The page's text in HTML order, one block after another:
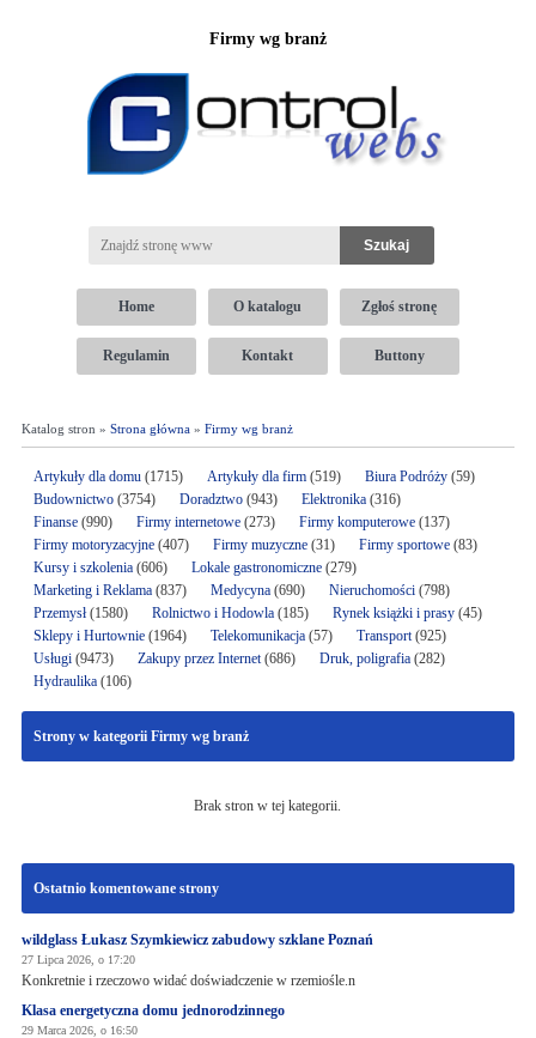
Firmy wg branż
Home O katalogu Zgłoś stronę
Regulamin Kontakt Buttony
Katalog stron » Strona główna» Firmy wg branż
Artykuły dla domu(1715) Artykuły dla firm(519) Biura Podróży(59)
Budownictwo(3754) Doradztwo(943) Elektronika (316)
Finanse(990) Firmy internetowe (273) Firmy komputerowe(137)
Firmy motoryzacyjne(407) Firmy muzyczne(31) Firmy sportowe(83)
Kursy i szkolenia(606) Lokale gastronomiczne(279)
Marketing i Reklama(837) Medycyna(690) Nieruchomości(798)
Przemysł(1580) Rolnictwo i Hodowla(185) Rynek książki i prasy(45)
Sklepy i Hurtownie(1964) Telekomunikacja(57) Transport(925)
Usługi(9473) Zakupy przez Internet(686) Druk, poligrafia(282)
Hydraulika(106)
Strony w kategorii Firmy wg branż
Brak stron w tej kategorii.
Ostatnio komentowane strony
wildglass Łukasz Szymkiewicz zabudowy szklane Poznań
27 Lipca 2026, o 17:20
Konkretnie i rzeczowo widać doświadczenie w rzemiośle.n
Klasa energetyczna domu jednorodzinnego
29 Marca 2026, o 16:50